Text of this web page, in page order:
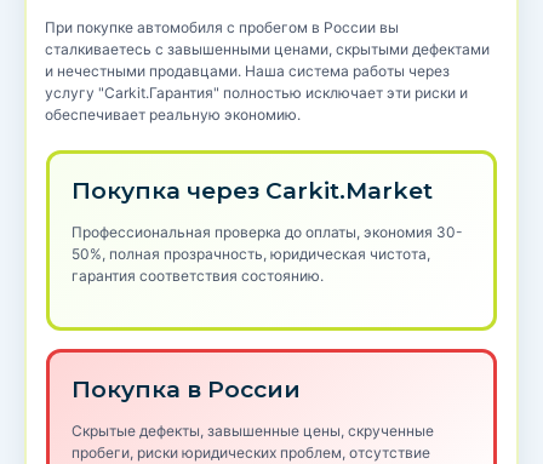
При покупке автомобиля с пробегом в России вы
сталкиваетесь с завышенными ценами, скрытыми дефектами
и нечестными продавцами. Наша система работы через
услугу "Carkit.Гарантия" полностью исключает эти риски и
обеспечивает реальную экономию.
Покупка через Carkit.Market
Профессиональная проверка до оплаты, экономия 30-
50%, полная прозрачность, юридическая чистота,
гарантия соответствия состоянию.
Покупка в России
Скрытые дефекты, завышенные цены, скрученные
пробеги, риски юридических проблем, отсутствие